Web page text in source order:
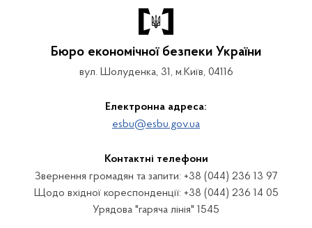
Бюро економічної безпеки України
вул. Шолуденка, 31, м.Київ, 04116
Електронна адреса:
esbu@esbu.gov.ua
Контактні телефони
Звернення громадян та запити: +38 (044) 236 13 97
Щодо вхідної кореспонденції: +38 (044) 236 14 05
Урядова "гаряча лінія" 1545